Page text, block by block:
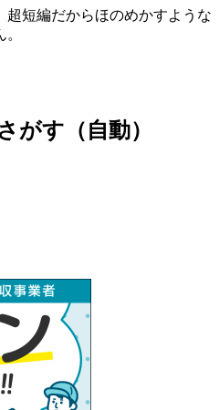
超短編だからほのめかすような
がす（自動）